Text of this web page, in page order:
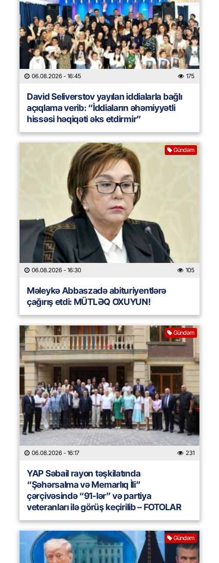
06.08.2026 - 16:45 175
David Seliverstov yayılan iddialarla bağlı
açıqlama verib: “İddiaların əhəmiyyətli
hissəsi həqiqəti əks etdirmir”
Gündəm
06.08.2026 - 16:30 105
Məleykə Abbaszadə abituriyentlərə
çağırış etdi: MÜTLƏQ OXUYUN!
Gündəm
06.08.2026 - 16:17 231
YAP Səbail rayon təşkilatında
“Şəhərsalma və Memarlıq İli”
çərçivəsində “91-lər” və partiya
veteranları ilə görüş keçirilib – FOTOLAR
Gündəm